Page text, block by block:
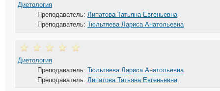
Диетология
Преподаватель: Липатова Татьяна Евгеньевна
Преподаватель: Тюльтяева Лариса Анатольевна
Диетология
Преподаватель: Тюльтяева Лариса Анатольевна
Преподаватель: Липатова Татьяна Евгеньевна